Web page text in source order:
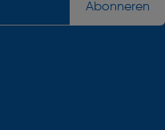
Abonneren